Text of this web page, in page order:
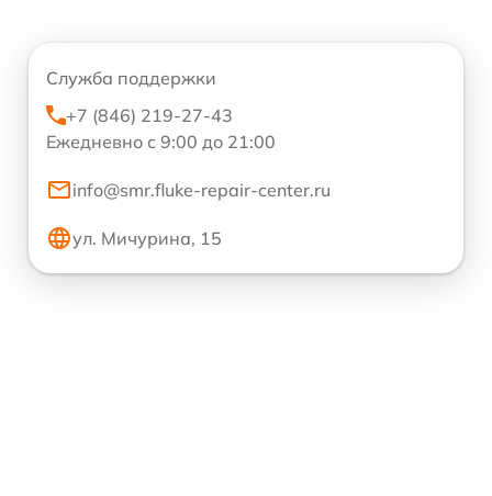
Служба поддержки
+7 (846) 219-27-43
Ежедневно с 9:00 до 21:00
info@smr.fluke-repair-center.ru
ул. Мичурина, 15